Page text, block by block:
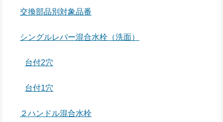
交換部品別対象品番
シングルレバー混合水栓（洗面）
台付2穴
台付1穴
２ハンドル混合水栓